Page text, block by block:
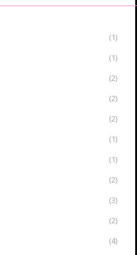
(1)
(1)
(2)
(2)
(2)
(1)
(1)
(2)
(3)
(2)
(4)